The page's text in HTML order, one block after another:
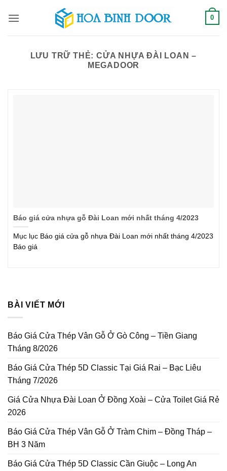
qua
0
LƯU TRỮ THẺ:CỬA NHỰA ĐÀI LOAN –
MEGADOOR
Báo giá cửa nhựa gỗ Đài Loan mới nhất tháng 4/2023
Mục lục Báo giá cửa gỗ nhựa Đài Loan mới nhất tháng 4/2023
Báo giá
BÀI VIẾT MỚI
Báo Giá Cửa Thép Vân Gỗ Ở Gò Công – Tiền Giang
Tháng 8/2026
Báo Giá Cửa Thép 5D Classic Tại Giá Rai – Bạc Liêu
Tháng 7/2026
Giá Cửa Nhựa Đài Loan Ở Đồng Xoài – Cửa Toilet Giá Rẻ
2026
Báo Giá Cửa Thép Vân Gỗ Ở Tràm Chim – Đồng Tháp –
BH 3 Năm
Báo Giá Cửa Thép 5D Classic Cần Giuộc – Long An